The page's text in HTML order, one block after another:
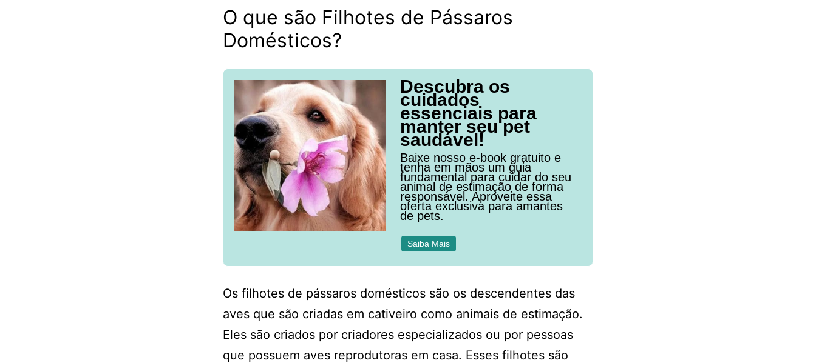
O que são Filhotes de Pássaros
Domésticos?
Descubra os
cuidados
essenciais para
manter seu pet
saudável!
Baixe nosso e-book gratuito e
tenha em mãos um guia
fundamental para cuidar do seu
animal de estimação de forma
responsável. Aproveite essa
oferta exclusiva para amantes
de pets.
Saiba Mais
Os filhotes de pássaros domésticos são os descendentes das
aves que são criadas em cativeiro como animais de estimação.
Eles são criados por criadores especializados ou por pessoas
que possuem aves reprodutoras em casa. Esses filhotes são